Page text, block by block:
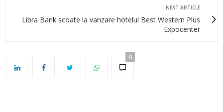
NEXT ARTICLE
Libra Bank scoate la vanzare hotelul Best Western Plus
Expocenter
0